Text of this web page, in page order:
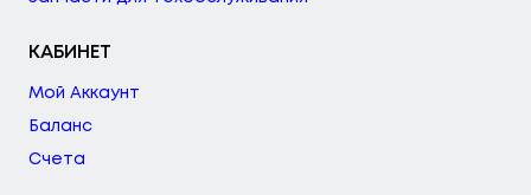
КАБИНЕТ
Мой Аккаунт
Баланс
Счета